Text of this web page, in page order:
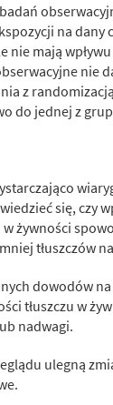
na dany
nie mają
nie
z
do jednej z
się, czy
żywności
tłuszczów
dowodów
tłuszczu w
nadwagi.
ulegną